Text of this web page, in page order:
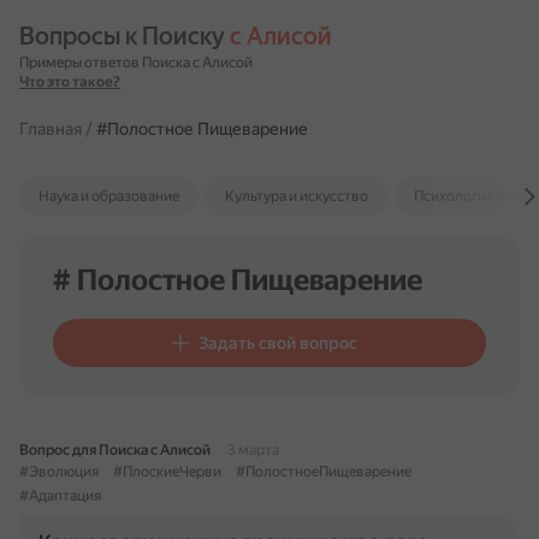
Вопросы к Поиску с Алисой
Примеры ответов Поиска с Алисой
Что это такое?
Главная / #Полостное Пищеварение
Наука и образование Культура и искусство Психология и
# Полостное Пищеварение
Задать свой вопрос
Вопрос для Поиска с Алисой
3 марта
#Эволюция
#ПлоскиеЧерви
#ПолостноеПищеварение
#Адаптация